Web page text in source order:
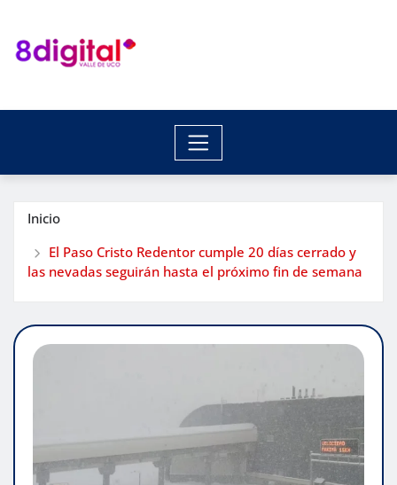
contenido
Inicio
El Paso Cristo Redentor cumple 20 días cerrado y
las nevadas seguirán hasta el próximo fin de semana